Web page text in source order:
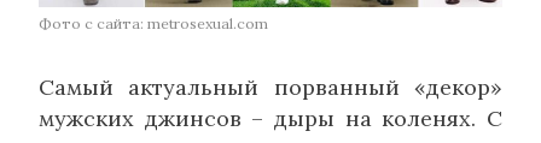
Фото с сайта: metrosexual.com
Самый актуальный порванный «декор»
мужских джинсов – дыры на коленях. С